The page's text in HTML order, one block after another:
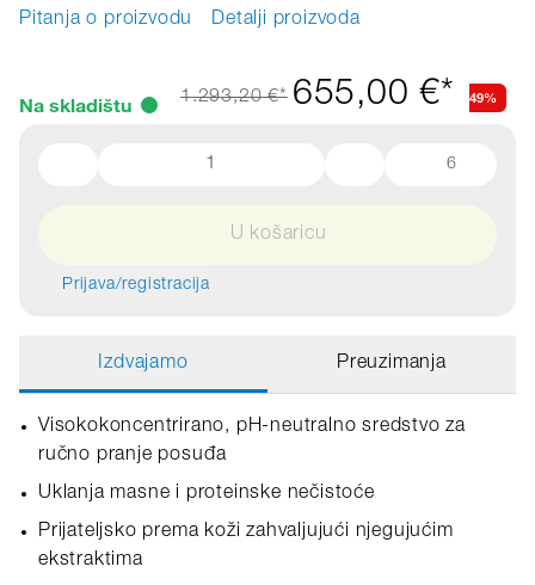
Pitanja o proizvodu Detalji proizvoda
Na skladištu 1.293,20 €* 655,00 €* 49%
6
U košaricu
Prijava/registracija
Izdvajamo Preuzimanja
Visokokoncentrirano, pH-neutralno sredstvo za
ručno pranje posuđa
Uklanja masne i proteinske nečistoće
Prijateljsko prema koži zahvaljujući njegujućim
ekstraktima